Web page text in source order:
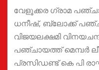
വേളൂക്കര ഗ്രാമ
ധനീഷ്, ബ്ലോക്ക്
വിജയലക്ഷമി
പഞ്ചായത്ത് മെമ്പർ
പ്രസിഡണ്ട് കെ പി